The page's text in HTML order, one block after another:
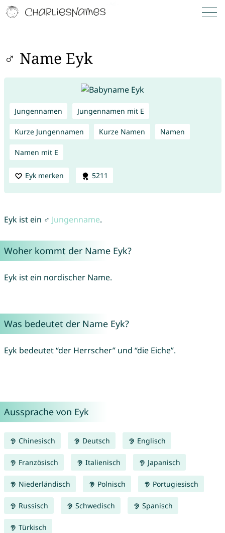
♂ Name Eyk
Jungennamen Jungennamen mit E
Kurze Jungennamen Kurze Namen Namen
Namen mit E
Eyk merken 5211
Eyk ist ein ♂ Jungenname.
Woher kommt der Name Eyk?
Eyk ist ein nordischer Name.
Was bedeutet der Name Eyk?
Eyk bedeutet “der Herrscher” und “die Eiche”.
Aussprache von Eyk
Chinesisch Deutsch Englisch
Französisch Italienisch Japanisch
Niederländisch Polnisch Portugiesisch
Russisch Schwedisch Spanisch
Türkisch